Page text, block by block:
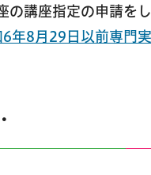
講座指定の申請を
年8月29日以前専門